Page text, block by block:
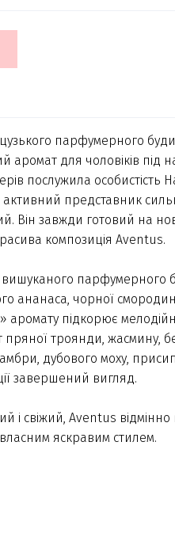
парфумерного
аромат для чоловіків під
послужила особистість
представник
Він завжди готовий на
композиція Aventus.
вишуканого парфумерного
ананаса, чорної
аромату підкорює
пряної троянди, жасмину,
амбри, дубового моху,
завершений вигляд.
і свіжий, Aventus відмінно
власним яскравим стилем.